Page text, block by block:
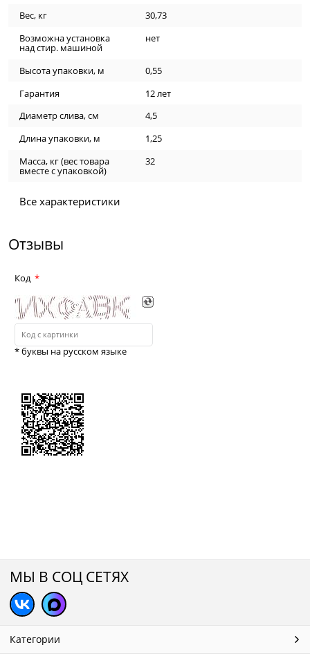
Вес, кг
30,73
Возможна установка
над стир. машиной
нет
Высота упаковки, м
0,55
Гарантия
12 лет
Диаметр слива, см
4,5
Длина упаковки, м
1,25
Масса, кг (вес товара
вместе с упаковкой)
32
Все характеристики
Отзывы
Код
* буквы на русском языке
МЫ В СОЦ СЕТЯХ
Категории